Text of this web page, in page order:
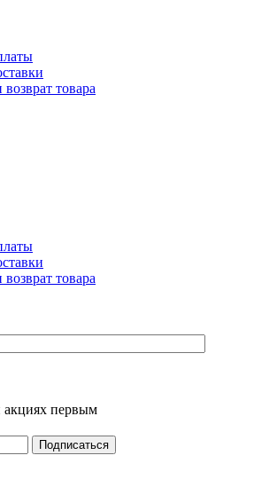
товара
товара
акциях первым